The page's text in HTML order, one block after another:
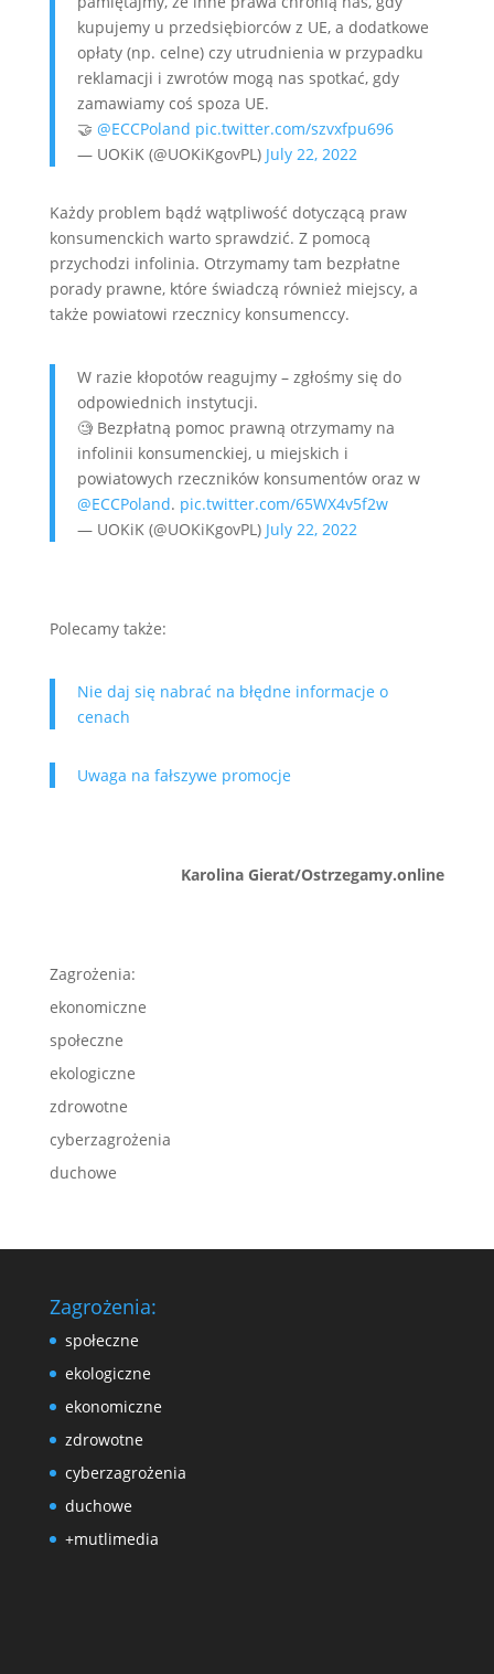
kupujemy u przedsiębiorców z UE, a dodatkowe
opłaty (np. celne) czy utrudnienia w przypadku
reklamacji i zwrotów mogą nas spotkać, gdy
zamawiamy coś spoza UE.
🤝 @ECCPoland pic.twitter.com/szvxfpu696
— UOKiK (@UOKiKgovPL) July 22, 2022
Każdy problem bądź wątpliwość dotyczącą praw
konsumenckich warto sprawdzić. Z pomocą
przychodzi infolinia. Otrzymamy tam bezpłatne
porady prawne, które świadczą również miejscy, a
także powiatowi rzecznicy konsumenccy.
W razie kłopotów reagujmy – zgłośmy się do
odpowiednich instytucji.
🧐 Bezpłatną pomoc prawną otrzymamy na
infolinii konsumenckiej, u miejskich i
powiatowych rzeczników konsumentów oraz w
@ECCPoland. pic.twitter.com/65WX4v5f2w
— UOKiK (@UOKiKgovPL) July 22, 2022
Polecamy także:
Nie daj się nabrać na błędne informacje o
cenach
Uwaga na fałszywe promocje
Karolina Gierat/Ostrzegamy.online
Zagrożenia:
ekonomiczne
społeczne
ekologiczne
zdrowotne
cyberzagrożenia
duchowe
Zagrożenia:
społeczne
ekologiczne
ekonomiczne
zdrowotne
cyberzagrożenia
duchowe
+mutlimedia